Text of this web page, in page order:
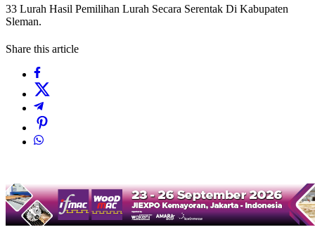
33 Lurah Hasil Pemilihan Lurah Secara Serentak Di Kabupaten
Sleman.
Share this article